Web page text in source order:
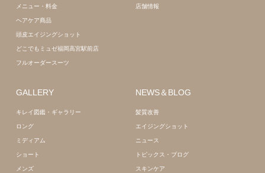
メニュー・料金
ヘアケア商品
頭皮エイジングショット
どこでもミュゼ福岡高宮駅前店
フルオーダースーツ
店舗情報
GALLERY
キレイ図鑑・ギャラリー
ロング
ミディアム
ショート
メンズ
NEWS＆BLOG
髪質改善
エイジングショット
ニュース
トピックス・ブログ
スキンケア